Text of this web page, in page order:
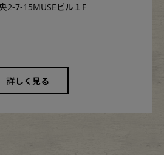
2-7-15MUSEビル１F
詳しく見る